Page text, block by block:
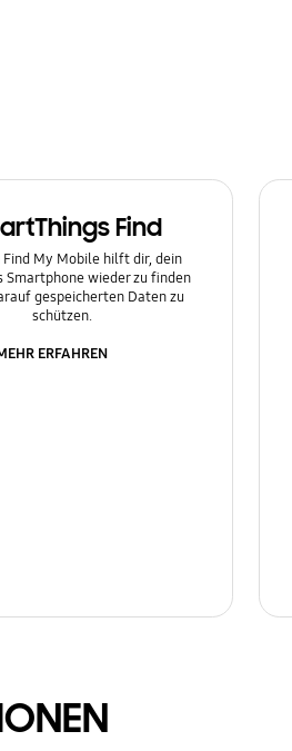
Find
Find My Mobile hilft dir, dein
Smartphone wieder zu finden
gespeicherten Daten zu
schützen.
ERFAHREN